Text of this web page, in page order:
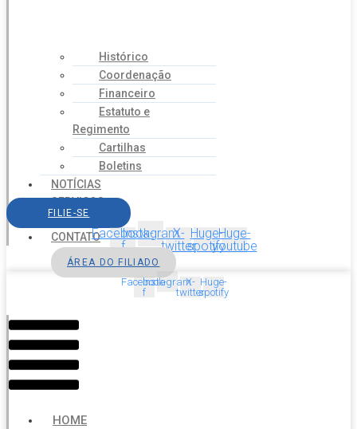
Histórico
Coordenação
Financeiro
Estatuto e
Regimento
Cartilhas
Boletins
NOTÍCIAS
SERVIÇOS
AGENDA
CONTATO
FILIE-SE
Facebook-
f
InstagramX-
twitter
Huge-
spotify
Huge-
youtube
ÁREA DO FILIADO
Facebook-
f
InstagramX-
twitter
Huge-
spotify
Menu
HOME